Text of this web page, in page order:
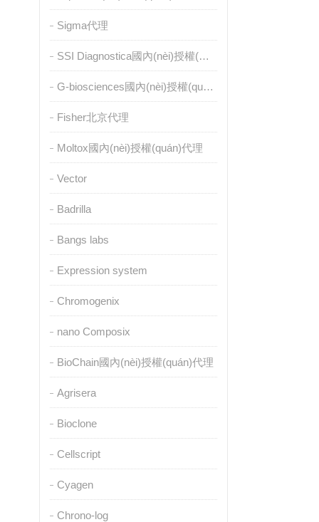
Sigma代理
SSI Diagnostica國內(nèi)授權(quán)代理
G-biosciences國內(nèi)授權(quán)代理
Fisher北京代理
Moltox國內(nèi)授權(quán)代理
Vector
Badrilla
Bangs labs
Expression system
Chromogenix
nano Composix
BioChain國內(nèi)授權(quán)代理
Agrisera
Bioclone
Cellscript
Cyagen
Chrono-log